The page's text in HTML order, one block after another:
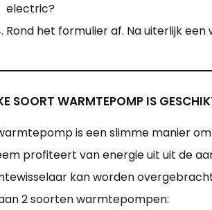
electric?
Rond het formulier af. Na uiterlijk
SOORT WARMTEPOMP IS
is een slimme manier
profiteert van energie uit uit de
kan worden
2 soorten warmtepompen: